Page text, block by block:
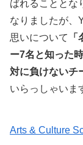
ばれることとな
なりましたが、
思いについて
ー7名と知った
対に負けないチ
いらっしゃいま
Arts & Culture